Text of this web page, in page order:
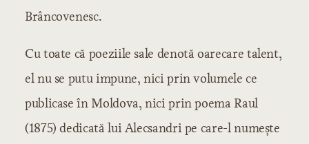
Brâncovenesc.
Cu toate că poeziile sale denotă oarecare talent,
el nu se putu impune, nici prin volumele ce
publicase în Moldova, nici prin poema Raul
(1875) dedicată lui Alecsandri pe care-l numeşte